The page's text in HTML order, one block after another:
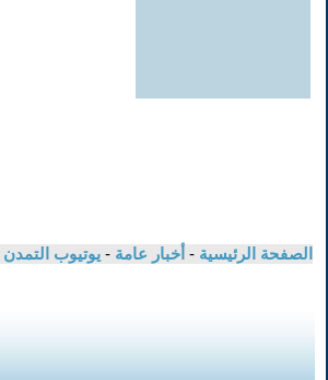
الصفحة الرئيسية - أخبار عامة - يوتيوب التمدن